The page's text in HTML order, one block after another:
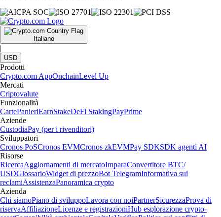
Italiano
|
USD
Prodotti
Crypto.com AppOnchainLevel Up
Mercati
Criptovalute
Funzionalità
CartePanieriEarnStakeDeFi StakingPayPrime
Aziende
CustodiaPay (per i rivenditori)
Sviluppatori
Cronos PoSCronos EVMCronos zkEVMPay SDKSDK agenti AI
Risorse
RicercaAggiornamenti di mercatoImparaConvertitore BTC/
USDGlossarioWidget di prezzoBot TelegramInformativa sui
reclamiAssistenzaPanoramica crypto
Azienda
Chi siamoPiano di sviluppoLavora con noiPartnerSicurezzaProva di
riservaAffiliazioneLicenze e registrazioniHub esplorazione crypto-